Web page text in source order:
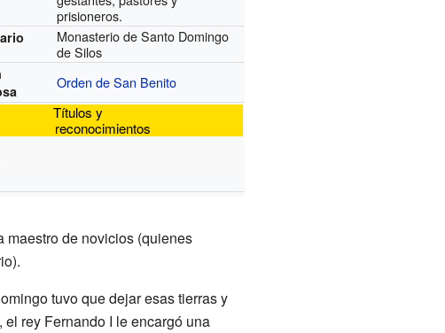
prisioneros.
Monasterio de Santo Domingo
de Silos
Orden de San Benito
Títulos y
reconocimientos
maestro de novicios (quienes
tuvo que dejar esas tierras y
rey Fernando I le encargó una